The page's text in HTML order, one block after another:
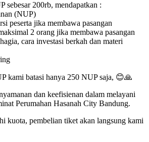
sebesar 200rb, mendapatkan :
(NUP)
peserta jika membawa pasangan
2 orang jika membawa pasangan
cara investasi berkah dan materi
kami batasi hanya 250 NUP saja, 😊🙏
dan keefisienan dalam melayani
Perumahan Hasanah City Bandung.
kuota, pembelian tiket akan langsung kami